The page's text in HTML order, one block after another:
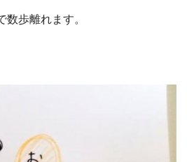
数歩離れます。